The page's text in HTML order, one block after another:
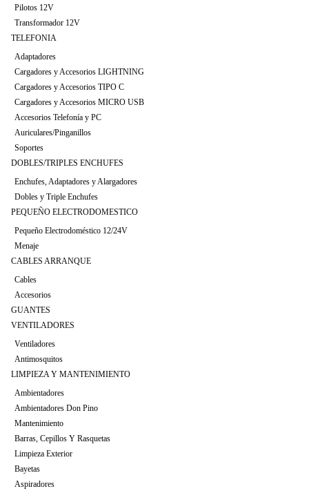
Pilotos 12V
Transformador 12V
TELEFONIA
Adaptadores
Cargadores y Accesorios LIGHTNING
Cargadores y Accesorios TIPO C
Cargadores y Accesorios MICRO USB
Accesorios Telefonía y PC
Auriculares/Pinganillos
Soportes
DOBLES/TRIPLES ENCHUFES
Enchufes, Adaptadores y Alargadores
Dobles y Triple Enchufes
PEQUEÑO ELECTRODOMESTICO
Pequeño Electrodoméstico 12/24V
Menaje
CABLES ARRANQUE
Cables
Accesorios
GUANTES
VENTILADORES
Ventiladores
Antimosquitos
LIMPIEZA Y MANTENIMIENTO
Ambientadores
Ambientadores Don Pino
Mantenimiento
Barras, Cepillos Y Rasquetas
Limpieza Exterior
Bayetas
Aspiradores